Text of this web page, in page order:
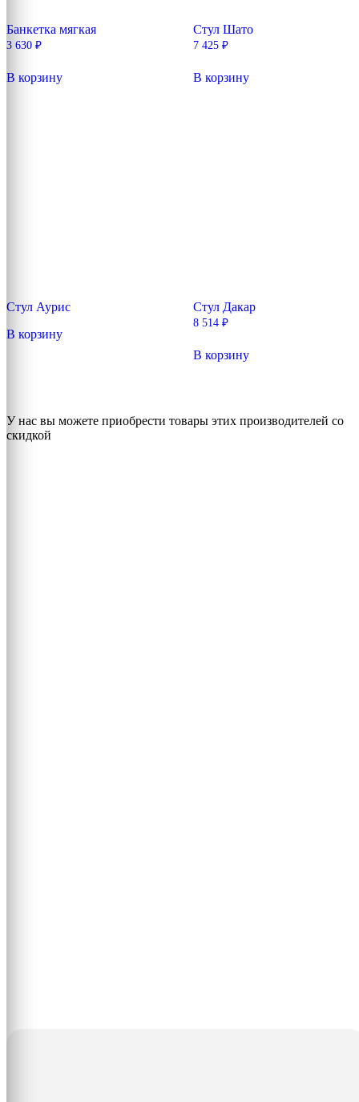
Банкетка мягкая
3 630 ₽
В корзину
Стул Шато
7 425 ₽
В корзину
Стул Аурис
В корзину
Стул Дакар
8 514 ₽
В корзину
У нас вы можете приобрести товары этих производителей со
скидкой